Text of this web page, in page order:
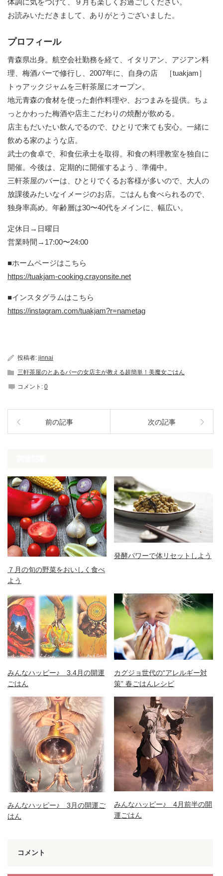
体調に気をつけて、９月も楽しくお過ごしください。
お読みいただきまして、ありがとうございました。
プロフィール
青森県出身。航空会社勤務を経て、イタリアン、アジアン料
理、梅酒バーで修行し、2007年に、自身の店 ［tuakjam］
トゥアックジャムを三軒茶屋にオープン。
地元青森の食材を使った創作料理や、おつまみを提供。ちょ
っとかわった梅酒や店主こだわりの焼酎が飲める。
店主もだいたい飲んでるので、ひとりで来ても安心。一緒に
飲める家のような店。
武士の食卓で、和食伝承士を取得。和食の料理教室を独自に
開催。今後は、定期的に開催するよう、準備中。
三軒茶屋のバーは、ひとりでくるお客様が多いので、大人の
放課後みたいなイメージのお店。ごはんも食べられるので、
独身率高め。年齢層は30〜40代をメインに、幅広い。
定休日→日曜日
営業時間→17:00〜24:00
■ホームページはこちら
https://tuakjam-cooking.crayonsite.net
■インスタグラムはこちら
https://instagram.com/tuakjam?r=nametag
投稿者: jinnai
三軒茶屋のとあるバーの女店主が教える超簡単！美魔女ごはん
コメント: 0
前の記事 次の記事
７月の旬の野菜をおいしく食べ
よう
発酵パワーで体リセットしよう
みんなハッピー♪ 3.4月の開運
ごはん
カグジョ世代の“アレルギー対
策” 春ごはんレシピ
みんなハッピー♪ 3月の開運ご
はん
みんなハッピー♪ 4月前半の開
運ごはん
コメント